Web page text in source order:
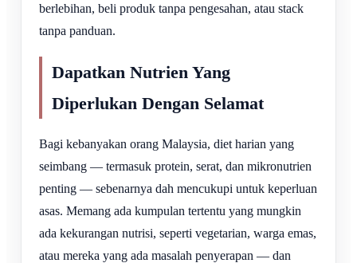
berlebihan, beli produk tanpa pengesahan, atau stack
tanpa panduan.
Dapatkan Nutrien Yang
Diperlukan Dengan Selamat
Bagi kebanyakan orang Malaysia, diet harian yang
seimbang — termasuk protein, serat, dan mikronutrien
penting — sebenarnya dah mencukupi untuk keperluan
asas. Memang ada kumpulan tertentu yang mungkin
ada kekurangan nutrisi, seperti vegetarian, warga emas,
atau mereka yang ada masalah penyerapan — dan